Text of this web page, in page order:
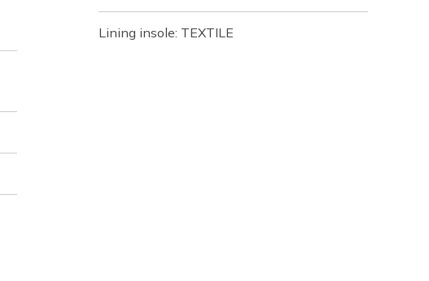
Lining insole: TEXTILE